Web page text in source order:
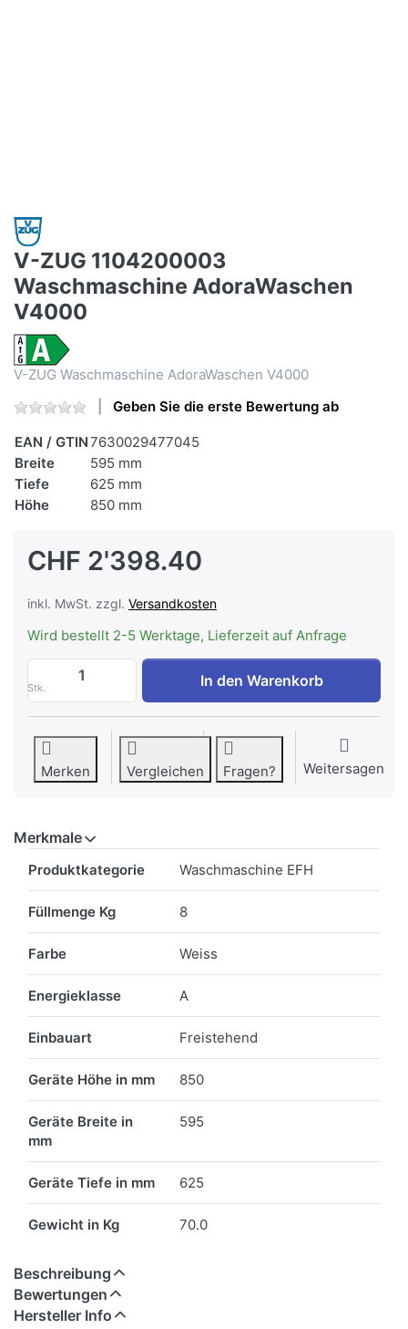
V-ZUG 1104200003
Waschmaschine AdoraWaschen
V4000
V-ZUG Waschmaschine AdoraWaschen V4000
Geben Sie die erste Bewertung ab
EAN / GTIN7630029477045
Breite
595 mm
Tiefe
625 mm
Höhe
850 mm
CHF 2'398.40
inkl. MwSt. zzgl. Versandkosten
Wird bestellt 2-5 Werktage, Lieferzeit auf Anfrage
Stk.
V-ZUG 1104200003 Waschmaschine
In den Warenkorb
Merken Vergleichen Fragen? Weitersagen
Merkmale
Produktkategorie Waschmaschine EFH
Füllmenge Kg 8
Farbe Weiss
Energieklasse A
Einbauart Freistehend
Geräte Höhe in mm 850
Geräte Breite in
mm
595
Geräte Tiefe in mm 625
Gewicht in Kg 70.0
Beschreibung
Bewertungen
Hersteller Info